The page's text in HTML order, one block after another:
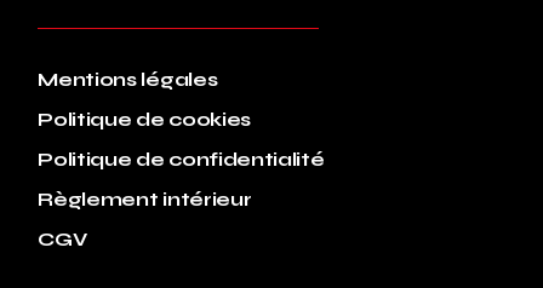
Mentions légales
Politique de cookies
Politique de confidentialité
Règlement intérieur
CGV